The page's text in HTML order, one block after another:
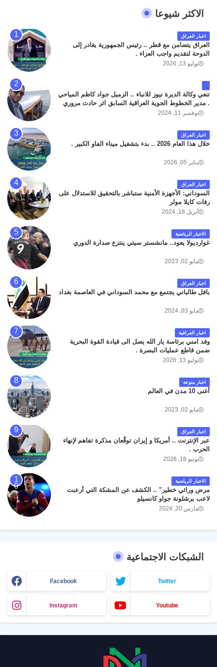
الاكثر شيوعا
اخبار العراق
العراق يتضامن مع قطر .. رئيس الجمهورية يغادر إلى
الدوحة لتقديم واجب العزاء .
يوليو 13, 2026
تنعي وكالة الديرة نيوز للانباء .. الزميل جواد كاظم المياحي
. مدير الخطوط الجوية العراقية السابق اثر حادث مروري
داخل مطار البصرة الدولي اليوم الاثنين على الطريق
كان سبب الحادث يعود لتصادم عجلته مع عجلة نوع كيا بنكو
تابعة لشركة الهلال الماسكة لإعمار مطار البصرة الدولي .
سائلين الله عز وجل ان يتغمد الفقيد بواسع رحمته ، و انا
نوفمبر 11, 2024
اخبار العراق
خلال هذا العام 2026 .. بدء بتشغيل ميناء الفاو الكبير .
يناير 05, 2026
اخبار العراق
السوداني: الأجهزة الأمنية ستباشر بالتحقيق للاستدلال على
رفات كايلا مولر
أبريل 18, 2024
الاخبار الرياضية
غوارديولا يعود.. مانشستر سيتي ينتزع صدارة الدوري
مايو 02, 2023
اخبار العراق
بافل طالباني يجتمع مع محمد السوداني في العاصمة بغداد
مايو 03, 2024
اخبار العراقية
وفد امني برئاسة يار الله يصل الى قيادة القوة البحرية
ضمن قاطع عمليات البصرة .
يوليو 13, 2026
اخبار منوعة
أغنى 10 مدن في العالم
مايو 02, 2023
اخبار العراق
عبر الإنترنت .. أمريكا و إيران توقّعان مذكرة تفاهم لإنهاء
الحرب .
يونيو 18, 2026
الاخبار الرياضية
مرض وراثي خطير" .. الكشف عن المشكة التي أرعبت
لاعب برشلونة جواو كانسيلو
مارس 20, 2024
الشبكات الاجتماعية
Facebook Twitter
Instagram Youtube